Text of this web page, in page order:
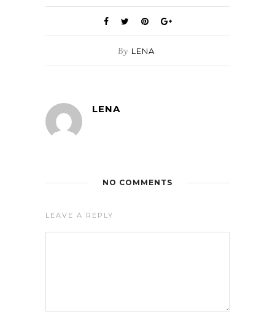
By LENA
LENA
NO COMMENTS
LEAVE A REPLY